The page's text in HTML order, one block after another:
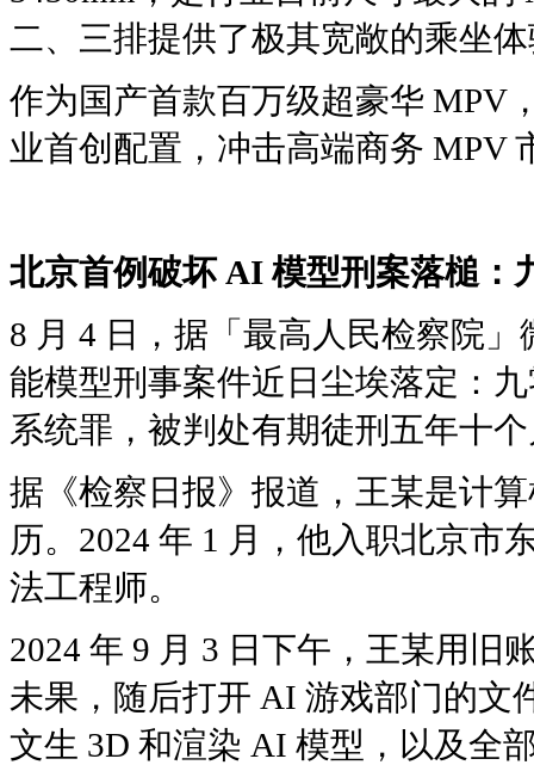
二、三排提供了极其宽敞的乘坐
作为国产首款百万级超豪华 MPV
业首创配置，冲击高端商务 MPV
北京首例破坏 AI 模型刑案落槌：
8 月 4 日，据「最高人民检察院
能模型刑事案件近日尘埃落定：
系统罪，被判处有期徒刑五年十
据《检察日报》报道，王某是计
历。2024 年 1 月，他入职北京市
法工程师。
2024 年 9 月 3 日下午，王某用旧
未果，随后打开 AI 游戏部门的文
文生 3D 和渲染 AI 模型，以及全